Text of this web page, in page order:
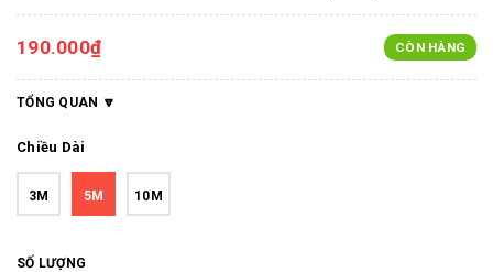
190.000₫ CÒN HÀNG
TỔNG QUAN
Chiều Dài
3M 5M 10M
SỐ LƯỢNG